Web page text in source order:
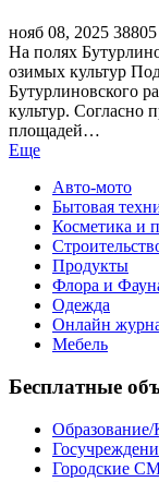
нояб 08, 2025 38805
На полях
озимых культур
Бутурлиновского
культур. Согласно
площадей…
Еще
Авто-мото
Бытовая
Косметика и
Продукты
Флора и
Одежда
Онлайн
Мебель
Бесплатные
Образование/
Городские